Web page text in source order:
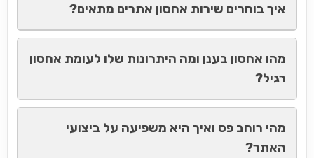
איך בוחרים שירות אחסון אתרים מתאים?
מהו אחסון בענן ומה היתרונות שלו לעומת אחסון
רגיל?
מהי רוחב פס ואיך היא משפיעה על ביצועי
האתר?